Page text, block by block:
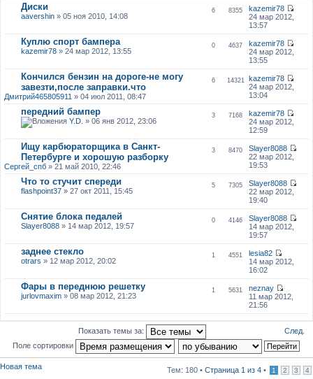
Диски
aavershin» 05 ноя 2010, 14:08
6 8355
kazemir78
24 мар 2012,
13:57
Куплю спорт бампера
kazemir78» 24 мар 2012, 13:55
0 4637
kazemir78
24 мар 2012,
13:55
Кончился бензин на дороге-не могу
завезти,после заправки.что
Дмитрий465805911 » 04 июл 2011, 08:47
6 14321
kazemir78
24 мар 2012,
13:04
передний бампер
Y.D. » 06 янв 2012, 23:06
3 7168
kazemir78
24 мар 2012,
12:59
Ищу карбюраторщика в Санкт-
Петербурге и хорошую разборку
Сергей_спб» 21 май 2010, 22:46
3 8470
Slayer8088
22 мар 2012,
19:53
Что то стучит спереди
flashpoint37» 27 окт 2011, 15:45
5 7305
Slayer8088
22 мар 2012,
19:40
Снятие блока педалей
Slayer8088» 14 мар 2012, 19:57
0 4146
Slayer8088
14 мар 2012,
19:57
заднее стекло
otrars » 12 мар 2012, 20:02
1 4551
lesia82
14 мар 2012,
16:02
Фары в переднюю решетку
jurlovmaxim» 08 мар 2012, 21:23
1 5631
neznay
11 мар 2012,
21:56
След.
Показать темы за:
Поле сортировки
Новая тема Тем: 180 • Страница 1 из 4 • 1 2 3 4